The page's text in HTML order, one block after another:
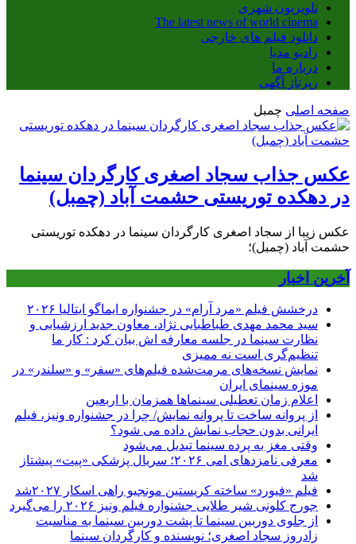
تلویزیون شهری
The latest news of world cinema
دانلود فیلم های خارجی
رادیو مدیا
درباره ما
رپرتاژ آگهی
صفحه اصلی چمبل
عکس جذاب سجاد اصغری کارگردان سینما
در دهکده توریستی حشمت آباد (چمبل)
عکس زیبا از سجاد اصغری کارگردان سینما در دهکده توریستی
حشمت آباد (چمبل)؛
آخرین اخبار
درخشش فیلم «مرد آرام» در جشنواره ایماگو ایتالیا ۲۰۲۶
سید محمد مهدی طباطبایی نژاد، معاون جدید ارزشیابی و
نظارت سینما در جلسه معارفه اش بیان کرد : کار ما
تنظیم‌گری است نه ممیزی
نمایش نسخه‌های مرمت‌شده فیلم‌های «سفر» و «سلندر» در
موزه سینمای ایران
اعلام زمان تعطیلی سینماها همزمان با اربعین
از پروانه ساخت تا پروانه نمایش/ چرا در جشنواره ونیز، فیلم
ایرانی بدون حجاب نمایش داده می شود؟
وقتی مغز به پرده سینما تبدیل می‌شود
معرفی نامزدهای امی ۲۰۲۶؛ سریال پزشکی «پیت» پیشتاز
شد
فیلم «فیورد» ساخته کریستین مونجیو راهی اسکار ۲۰۲۷شد
جورج کلونی شیر طلایی جشنواره فیلم ونیز ۲۰۲۶ را می‌گیرد
از جلوی دوربین سینما تا پشت دوربین سینما به مناسبت
زادروز سجاد اصغری؛ نویسنده و کارگردان سینما